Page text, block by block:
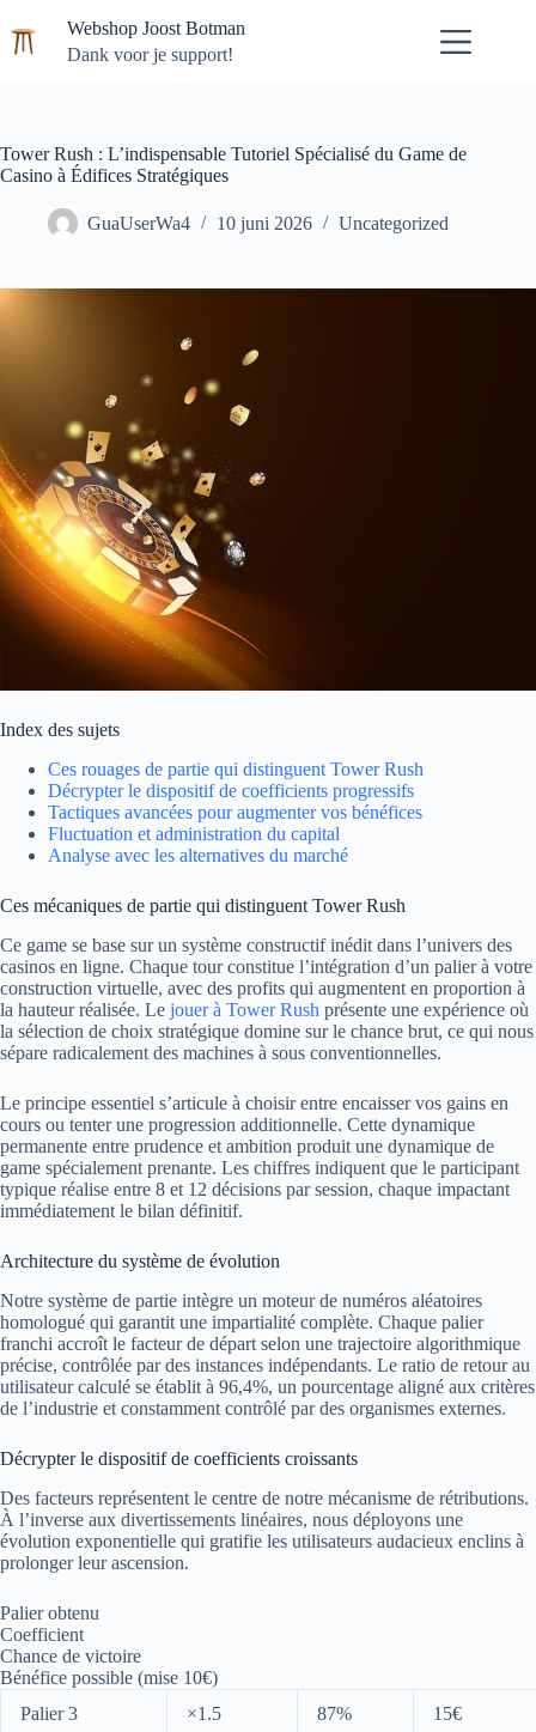
naar
de
Webshop Joost Botman
Dank voor je support!
Tower Rush : L’indispensable Tutoriel Spécialisé du Game de
Casino à Édifices Stratégiques
GuaUserWa4 10 juni 2026 Uncategorized
Index des sujets
Ces rouages de partie qui distinguent Tower Rush
Décrypter le dispositif de coefficients progressifs
Tactiques avancées pour augmenter vos bénéfices
Fluctuation et administration du capital
Analyse avec les alternatives du marché
Ces mécaniques de partie qui distinguent Tower Rush
Ce game se base sur un système constructif inédit dans l’univers des
casinos en ligne. Chaque tour constitue l’intégration d’un palier à votre
construction virtuelle, avec des profits qui augmentent en proportion à
la hauteur réalisée. Le jouer à Tower Rush présente une expérience où
la sélection de choix stratégique domine sur le chance brut, ce qui nous
sépare radicalement des machines à sous conventionnelles.
Le principe essentiel s’articule à choisir entre encaisser vos gains en
cours ou tenter une progression additionnelle. Cette dynamique
permanente entre prudence et ambition produit une dynamique de
game spécialement prenante. Les chiffres indiquent que le participant
typique réalise entre 8 et 12 décisions par session, chaque impactant
immédiatement le bilan définitif.
Architecture du système de évolution
Notre système de partie intègre un moteur de numéros aléatoires
homologué qui garantit une impartialité complète. Chaque palier
franchi accroît le facteur de départ selon une trajectoire algorithmique
précise, contrôlée par des instances indépendants. Le ratio de retour au
utilisateur calculé se établit à 96,4%, un pourcentage aligné aux critères
de l’industrie et constamment contrôlé par des organismes externes.
Décrypter le dispositif de coefficients croissants
Des facteurs représentent le centre de notre mécanisme de rétributions.
À l’inverse aux divertissements linéaires, nous déployons une
évolution exponentielle qui gratifie les utilisateurs audacieux enclins à
prolonger leur ascension.
Palier obtenu
Coefficient
Chance de victoire
Bénéfice possible (mise 10€)
Palier 3
×1.5 87% 15€